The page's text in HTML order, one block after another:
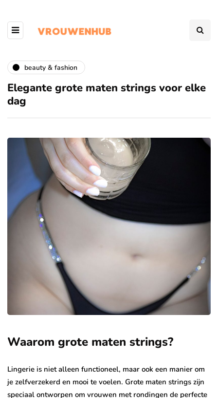
beauty & fashion
Elegante grote maten strings voor elke
dag
Waarom grote maten strings?
Lingerie is niet alleen functioneel, maar ook een manier om
je zelfverzekerd en mooi te voelen. Grote maten strings zijn
speciaal ontworpen om vrouwen met rondingen de perfecte